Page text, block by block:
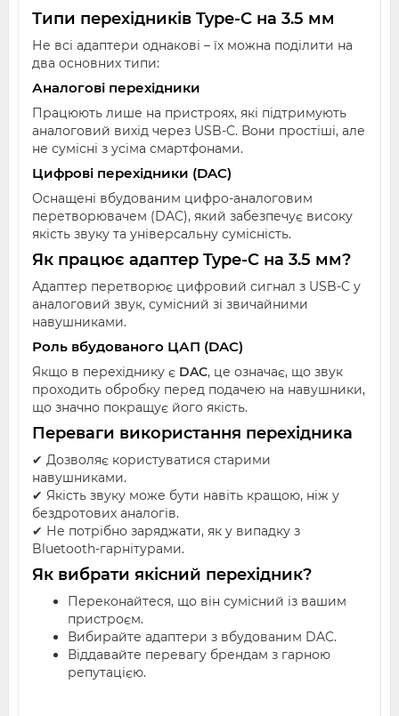
Типи перехідників Type-C на 3.5 мм
Не всі адаптери однакові – їх можна поділити на
два основних типи:
Аналогові перехідники
Працюють лише на пристроях, які підтримують
аналоговий вихід через USB-C. Вони простіші, але
не сумісні з усіма смартфонами.
Цифрові перехідники (DAC)
Оснащені вбудованим цифро-аналоговим
перетворювачем (DAC), який забезпечує високу
якість звуку та універсальну сумісність.
Як працює адаптер Type-C на 3.5 мм?
Адаптер перетворює цифровий сигнал з USB-C у
аналоговий звук, сумісний зі звичайними
навушниками.
Роль вбудованого ЦАП (DAC)
Якщо в перехіднику є DAC, це означає, що звук
проходить обробку перед подачею на навушники,
що значно покращує його якість.
Переваги використання перехідника
✔ Дозволяє користуватися старими
навушниками.
✔ Якість звуку може бути навіть кращою, ніж у
бездротових аналогів.
✔ Не потрібно заряджати, як у випадку з
Bluetooth-гарнітурами.
Як вибрати якісний перехідник?
Переконайтеся, що він сумісний із вашим
пристроєм.
Вибирайте адаптери з вбудованим DAC.
Віддавайте перевагу брендам з гарною
репутацією.